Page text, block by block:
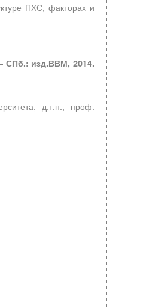
ПХС, факторах и
СПб.: изд.ВВМ, 2014.
д.т.н., проф.